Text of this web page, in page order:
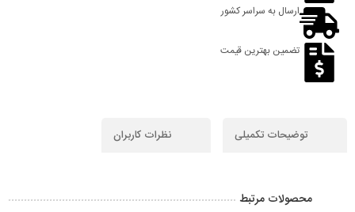
ارسال به سراسر کشور
تضمین بهترین قیمت
توضیحات تکمیلی نظرات کاربران
محصولات مرتبط